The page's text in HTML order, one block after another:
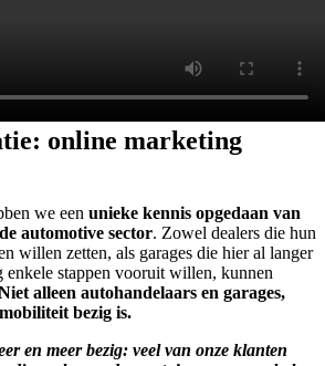
online marketing
we eenunieke kennis opgedaan van
automotive sector. Zowel dealers die hun
willen zetten, als garages die hier al langer
enkele stappen vooruit willen, kunnen
alleen autohandelaars en garages,
bezig is.
en meer bezig: veel van onze klanten